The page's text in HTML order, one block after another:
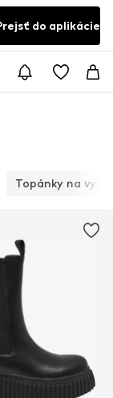
do aplikácie
Topánky na